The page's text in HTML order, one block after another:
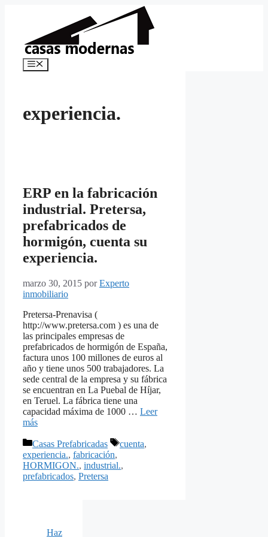
Menú
experiencia.
ERP en la fabricación
industrial. Pretersa,
prefabricados de
hormigón, cuenta su
experiencia.
marzo 30, 2015 porExperto
inmobiliario
Pretersa-Prenavisa (
http://www.pretersa.com ) es una de
las principales empresas de
prefabricados de hormigón de España,
factura unos 100 millones de euros al
año y tiene unos 500 trabajadores. La
sede central de la empresa y su fábrica
se encuentran en La Puebal de Híjar,
en Teruel. La fábrica tiene una
capacidad máxima de 1000 … Leer
más
Categorías
Casas Prefabricadas Etiquetas
cuenta,
experiencia., fabricación,
HORMIGON., industrial.,
prefabricados, Pretersa
Haz